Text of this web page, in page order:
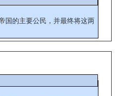
国的主要公民，并最终将这两